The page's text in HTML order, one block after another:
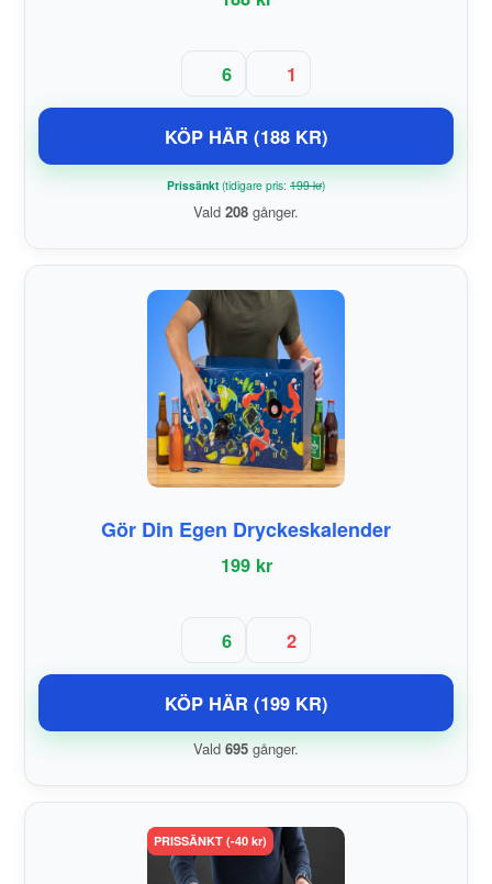
6 1
KÖP HÄR (188 KR)
Prissänkt(tidigare pris: 199 kr)
Vald 208 gånger.
Gör Din Egen Dryckeskalender
199 kr
6 2
KÖP HÄR (199 KR)
Vald 695 gånger.
PRISSÄNKT (-40 kr)